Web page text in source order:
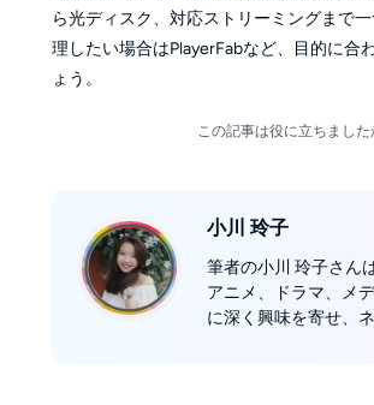
ら光ディスク、対応ストリーミングまで
理したい場合はPlayerFabなど、目的に合
ょう。
この記事は役に立ちました
小川 玲子
筆者の小川 玲子さん
アニメ、ドラマ、メ
に深く興味を寄せ、